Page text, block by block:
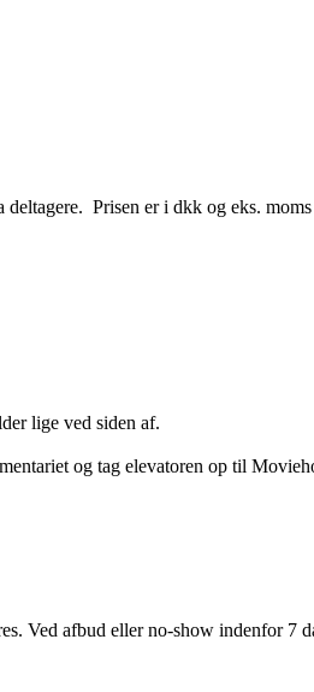
deltagere. Prisen er i dkk og eks. moms
lige ved siden af.
og tag elevatoren op til
Ved afbud eller no-show indenfor 7